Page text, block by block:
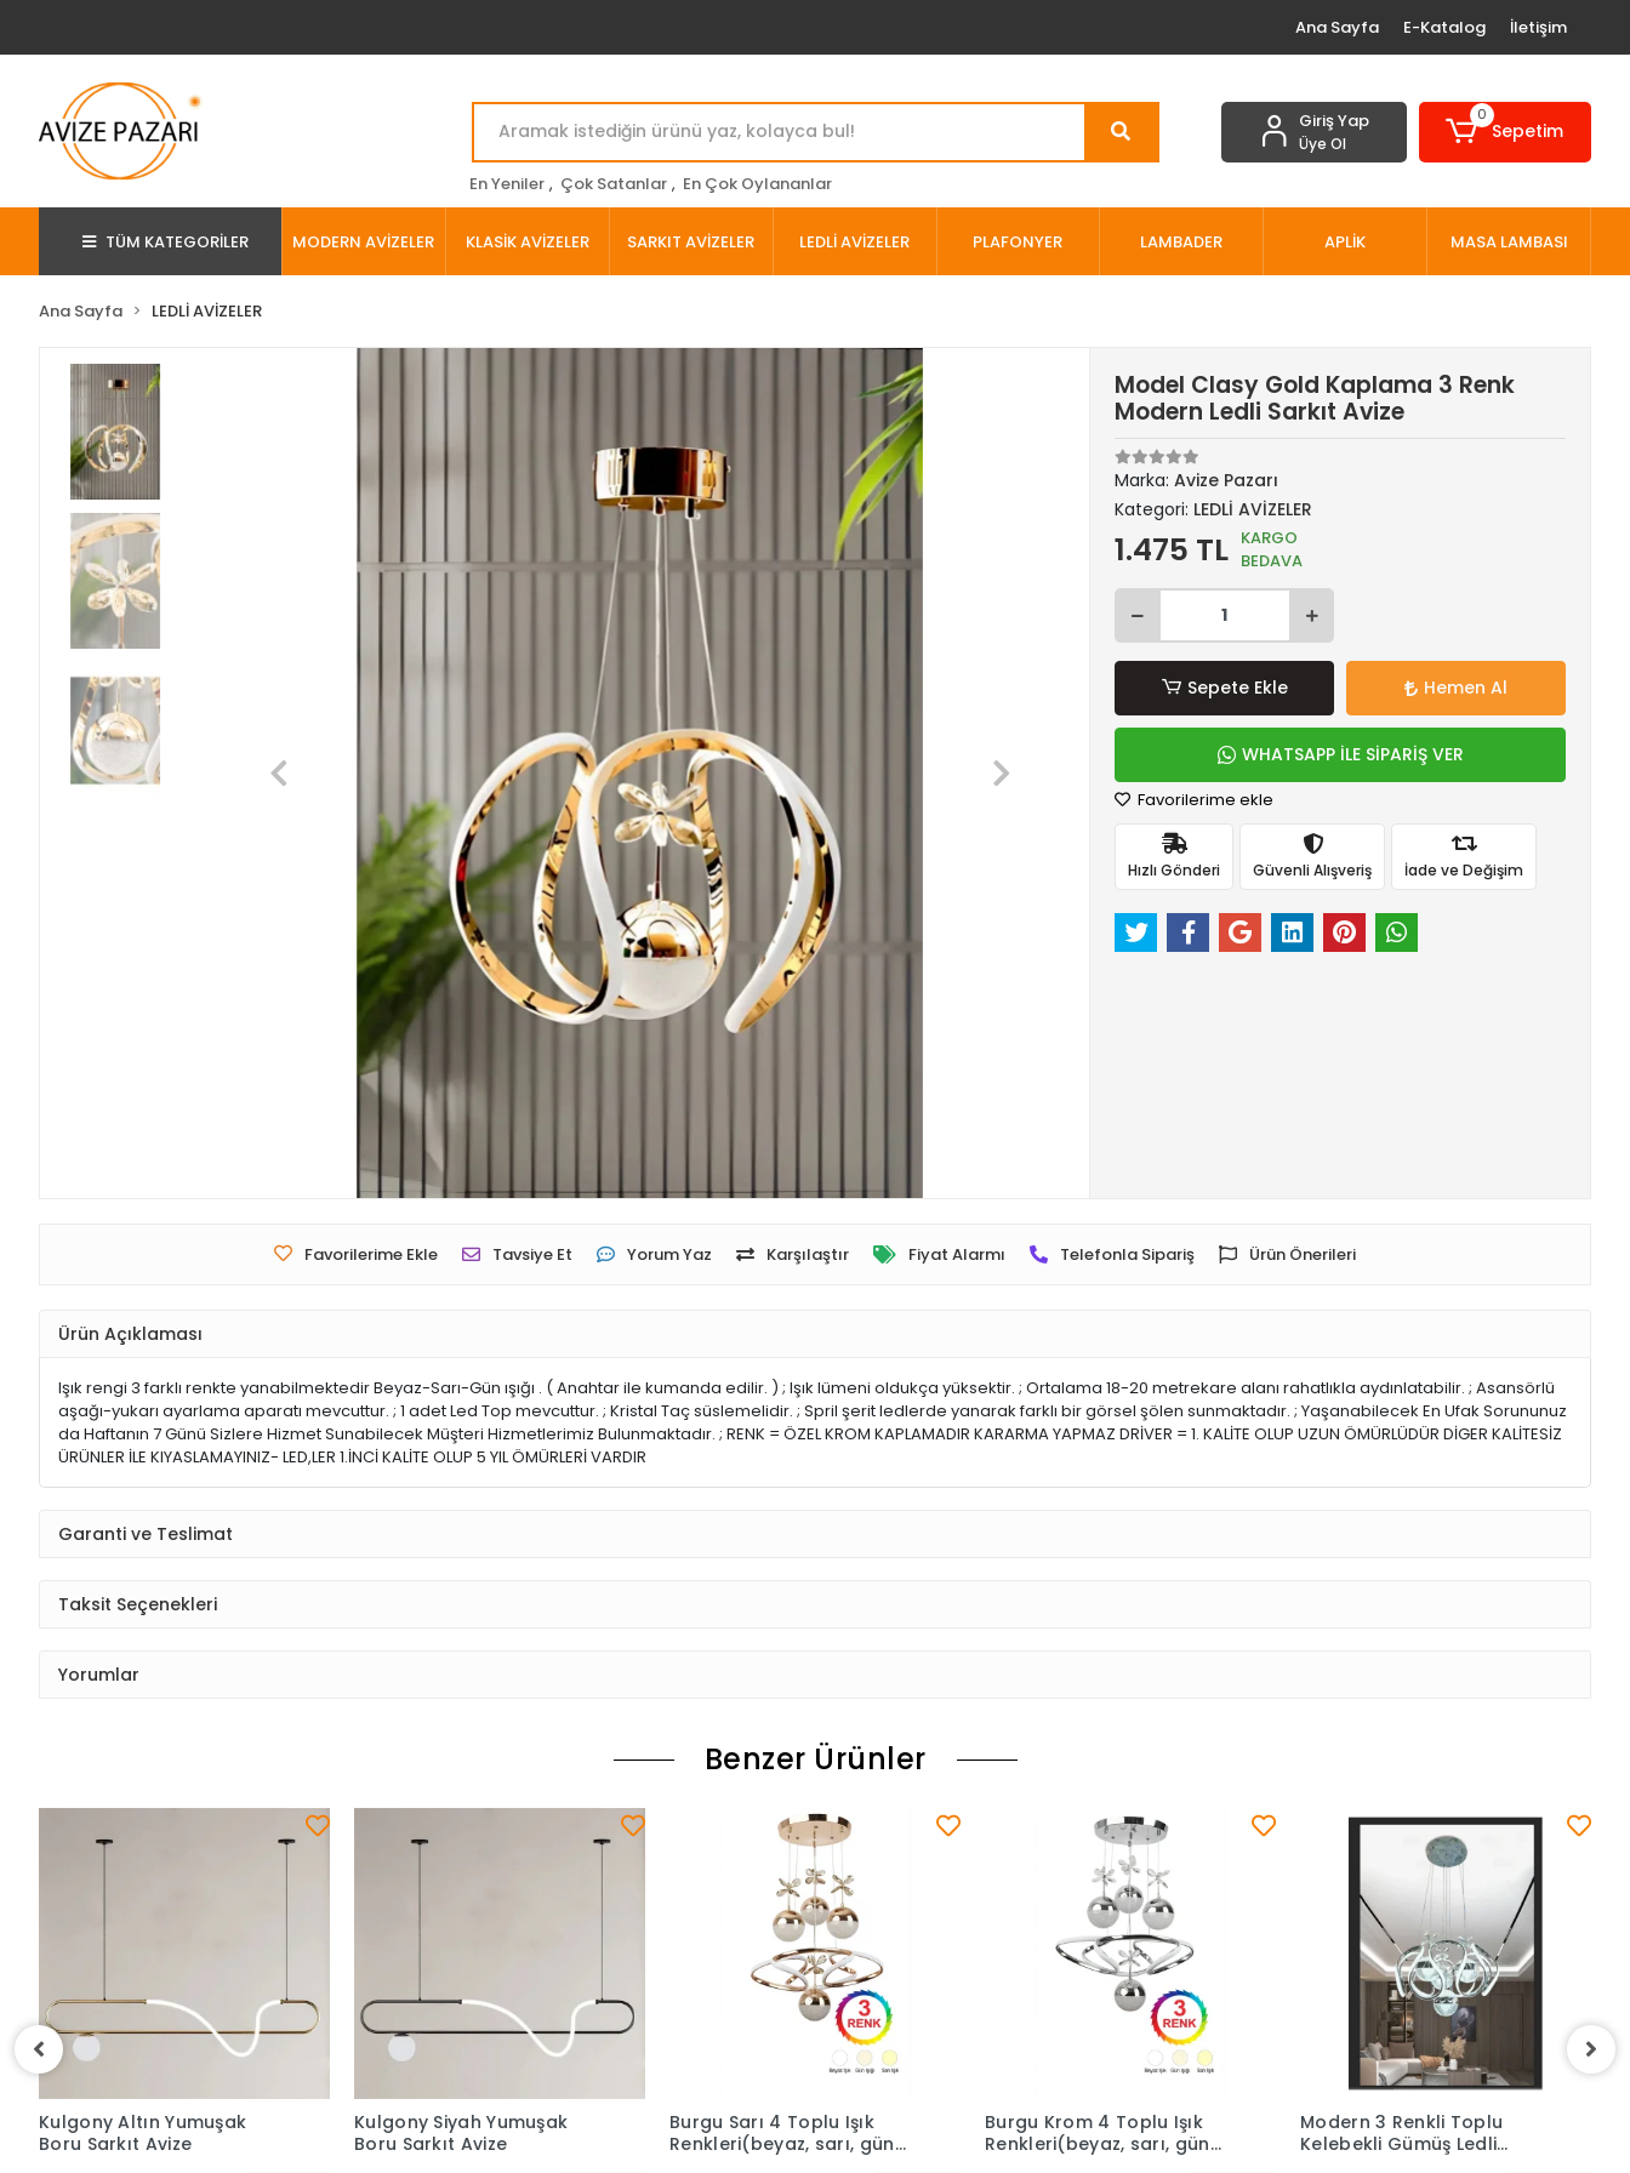
Ana Sayfa E-Katalog İletişim
En Yeniler , Çok Satanlar , En Çok Oylananlar
Giriş Yap
Üye Ol
0
Sepetim
TÜM KATEGORİLER MODERN AVİZELER KLASİK AVİZELER SARKIT AVİZELER LEDLİ AVİZELER PLAFONYER LAMBADER APLİK MASA LAMBASI
Ana Sayfa LEDLİ AVİZELER
Model Clasy Gold Kaplama 3 Renk
Modern Ledli Sarkıt Avize
Marka:Avize Pazarı
Kategori: LEDLİ AVİZELER
1.475 TL KARGO
BEDAVA
Sepete Ekle Hemen Al
WHATSAPP İLE SİPARİŞ VER
Favorilerime ekle
Hızlı Gönderi Güvenli Alışveriş İade ve Değişim
Favorilerime Ekle Tavsiye Et Yorum Yaz Karşılaştır Fiyat Alarmı Telefonla Sipariş Ürün Önerileri
Ürün Açıklaması
Işık rengi 3 farklı renkte yanabilmektedir Beyaz-Sarı-Gün ışığı . ( Anahtar ile kumanda edilir. ) ; Işık lümeni oldukça yüksektir. ; Ortalama 18-20 metrekare alanı rahatlıkla aydınlatabilir. ; Asansörlü
aşağı-yukarı ayarlama aparatı mevcuttur. ; 1 adet Led Top mevcuttur. ; Kristal Taç süslemelidir. ; Spril şerit ledlerde yanarak farklı bir görsel şölen sunmaktadır. ; Yaşanabilecek En Ufak Sorununuz
da Haftanın 7 Günü Sizlere Hizmet Sunabilecek Müşteri Hizmetlerimiz Bulunmaktadır. ; RENK = ÖZEL KROM KAPLAMADIR KARARMA YAPMAZ DRİVER = 1. KALİTE OLUP UZUN ÖMÜRLÜDÜR DİGER KALİTESİZ
ÜRÜNLER İLE KIYASLAMAYINIZ- LED,LER 1.İNCİ KALİTE OLUP 5 YIL ÖMÜRLERİ VARDIR
Garanti ve Teslimat
Taksit Seçenekleri
Yorumlar
Benzer Ürünler
Kulgony Altın Yumuşak
Boru Sarkıt Avize
Kulgony Siyah Yumuşak
Boru Sarkıt Avize
Burgu Sarı 4 Toplu Işık
Renkleri(beyaz, sarı, gün
Burgu Krom 4 Toplu Işık
Renkleri(beyaz, sarı, gün
Modern 3 Renkli Toplu
Kelebekli Gümüş Ledli